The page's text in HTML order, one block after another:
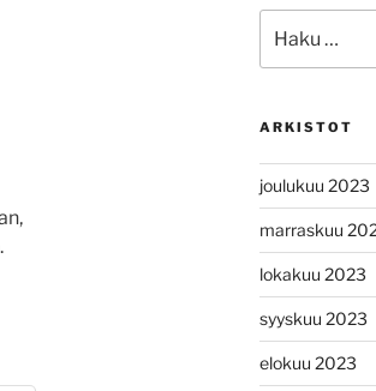
ARKISTOT
joulukuu 2023
marraskuu
lokakuu 2023
syyskuu 2023
elokuu 2023